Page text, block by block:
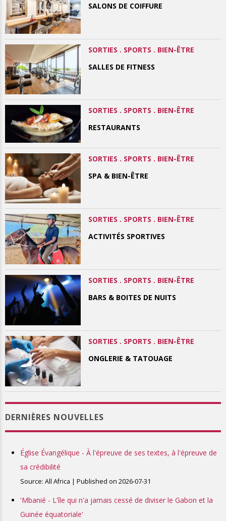
SALONS DE COIFFURE
SORTIES . SPORTS . BIEN-ÊTRE
SALLES DE FITNESS
SORTIES . SPORTS . BIEN-ÊTRE
RESTAURANTS
SORTIES . SPORTS . BIEN-ÊTRE
SPA & BIEN-ÊTRE
SORTIES . SPORTS . BIEN-ÊTRE
ACTIVITÉS SPORTIVES
SORTIES . SPORTS . BIEN-ÊTRE
BARS & BOITES DE NUITS
SORTIES . SPORTS . BIEN-ÊTRE
ONGLERIE & TATOUAGE
DERNIÈRES NOUVELLES
Église Évangélique - À l'épreuve de ses textes, à l'épreuve de
sa crédibilité
Source: All Africa Published on 2026-07-31
'Mbanié - L'île qui n'a jamais cessé de diviser le Gabon et la
Guinée équatoriale'